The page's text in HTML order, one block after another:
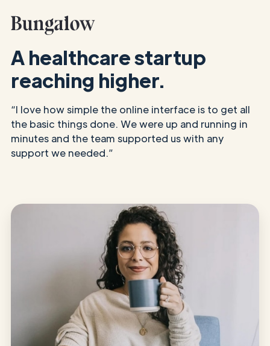
A healthcare startup
reaching higher.
“I love how simple the online interface is to get all
the basic things done. We were up and running in
minutes and the team supported us with any
support we needed.”